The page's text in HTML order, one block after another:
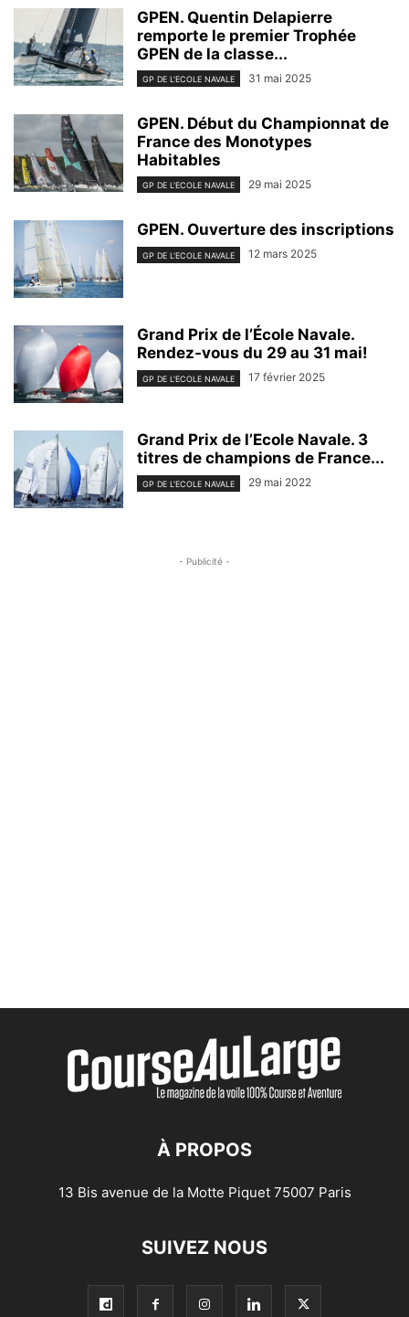
GPEN. Quentin Delapierre
remporte le premier Trophée
GPEN de la classe...
GP DE L'ECOLE NAVALE 31 mai 2025
GPEN. Début du Championnat de
France des Monotypes
Habitables
GP DE L'ECOLE NAVALE 29 mai 2025
GPEN. Ouverture des inscriptions
GP DE L'ECOLE NAVALE 12 mars 2025
Grand Prix de l’École Navale.
Rendez-vous du 29 au 31 mai!
GP DE L'ECOLE NAVALE 17 février 2025
Grand Prix de l’Ecole Navale. 3
titres de champions de France...
GP DE L'ECOLE NAVALE 29 mai 2022
- Publicité -
À PROPOS
13 Bis avenue de la Motte Piquet 75007 Paris
SUIVEZ NOUS